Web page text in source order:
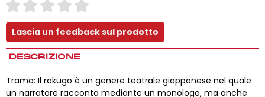
DESCRIZIONE
Trama: Il rakugo è un genere teatrale giapponese nel quale
un narratore racconta mediante un monologo, ma anche